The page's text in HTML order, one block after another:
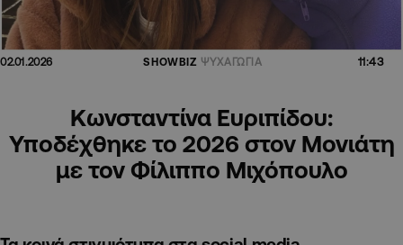
02.01.2026 SHOWBIZ ΨΥΧΑΓΩΓΙΑ 11:43
Κωνσταντίνα Ευριπίδου:
Υποδέχθηκε το 2026 στον Μονιάτη
με τον Φίλιππο Μιχόπουλο